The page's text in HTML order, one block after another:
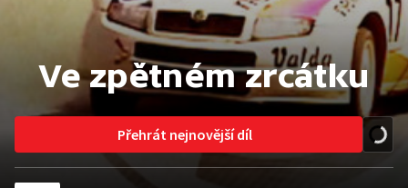
Ve zpětném zrcátku
Přehrát nejnovější díl